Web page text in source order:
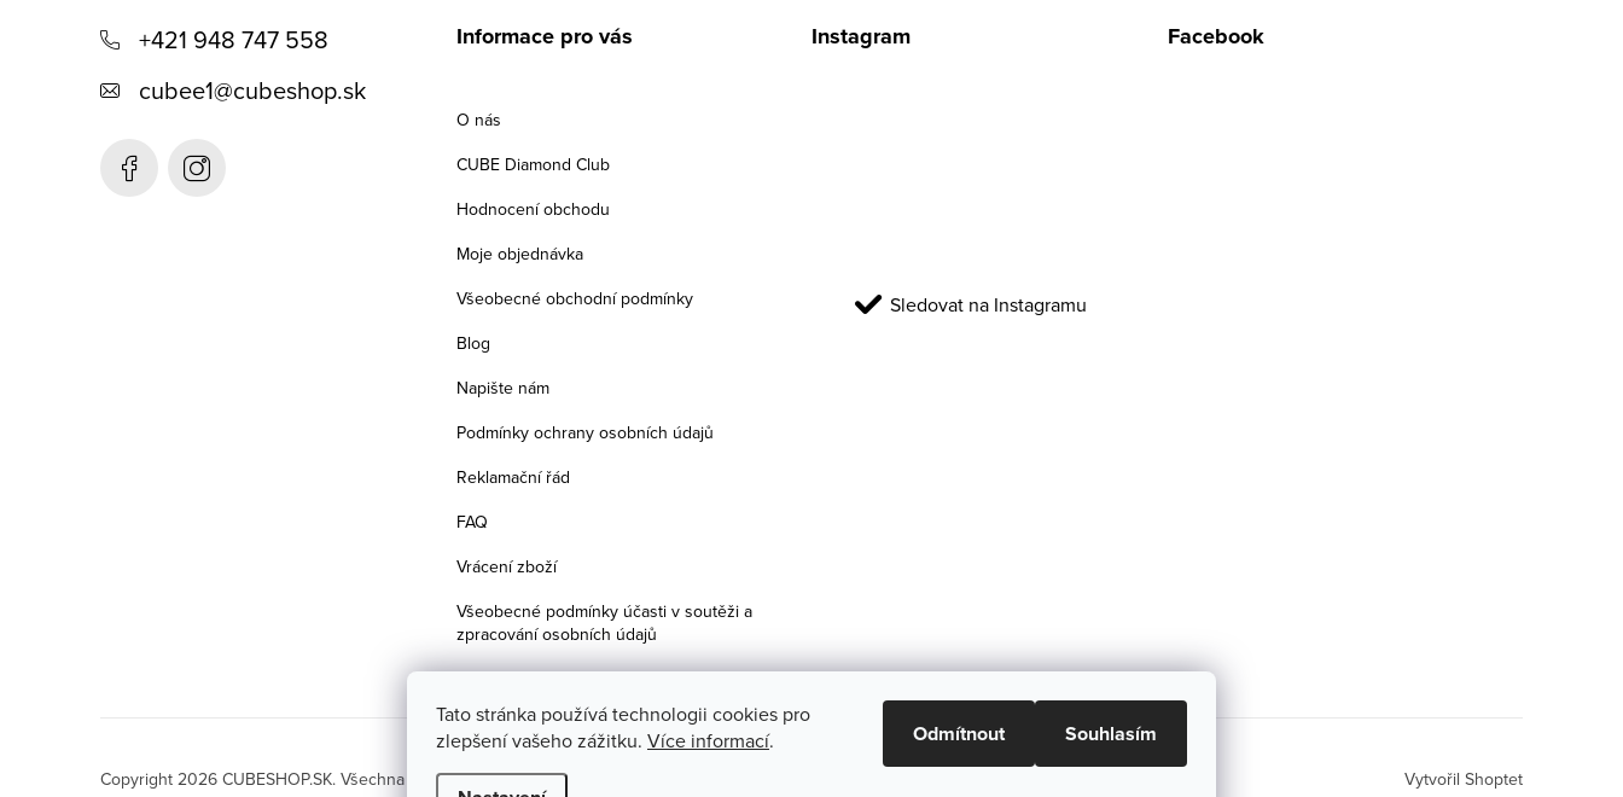
Tato stránka používá technologii cookies pro
zlepšení vašeho zážitku. Více informací. Odmítnout Souhlasím
+421 948 747 558
cubee1@cubeshop.sk
Informace pro vás
O nás
CUBE Diamond Club
Hodnocení obchodu
Moje objednávka
Všeobecné obchodní podmínky
Blog
Napište nám
Podmínky ochrany osobních údajů
Reklamační řád
FAQ
Vrácení zboží
Všeobecné podmínky účasti v soutěži a
zpracování osobních údajů
Instagram
Sledovat na Instagramu
Facebook
Vytvořil Shoptet
Copyright 2026 CUBESHOP.SK. Všechna práva vyhrazena.Upravit nastavení cookies